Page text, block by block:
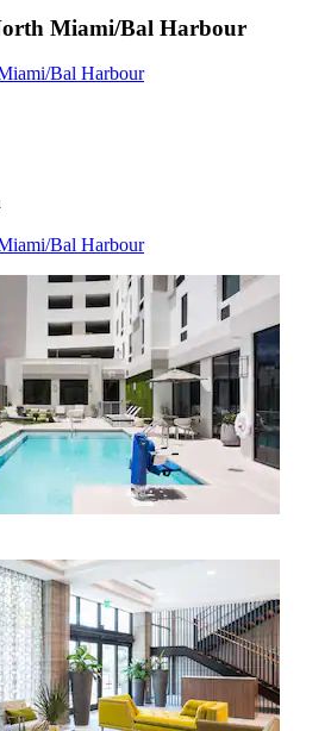
Miami/Bal Harbour
Bal Harbour
Bal Harbour